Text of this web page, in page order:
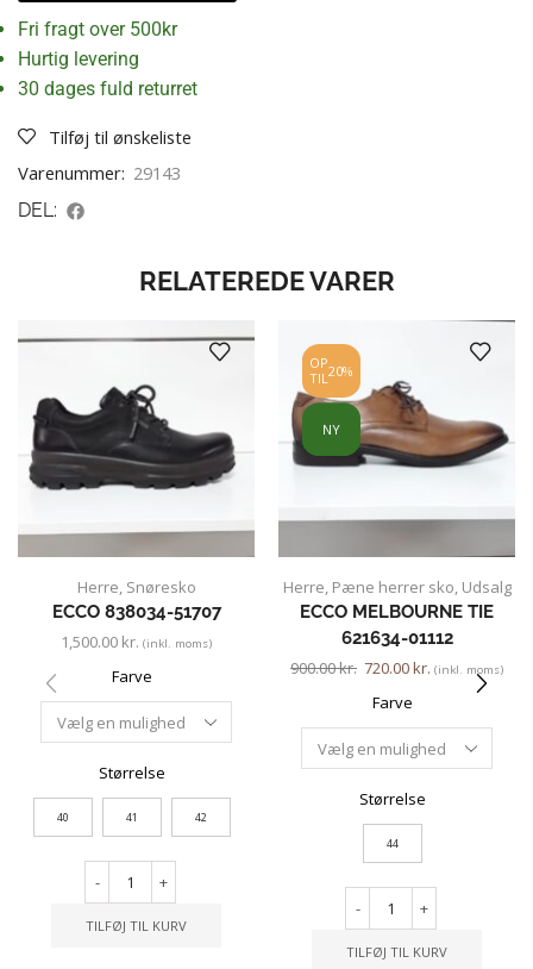
Fri fragt over 500kr
Hurtig levering
30 dages fuld returret
Tilføj til ønskeliste
Varenummer: 29143
DEL:
RELATEREDE VARER
Herre, Snøresko
ECCO 838034-51707
1,500.00 kr. (inkl. moms)
Farve
Størrelse
40 41 42
- +
TILFØJ TIL KURV
OP
TIL20%
NY
Herre, Pæne herrer sko, Udsalg
ECCO MELBOURNE TIE
621634-01112
900.00kr. 720.00kr. (inkl. moms)
Farve
Størrelse
44
- +
TILFØJ TIL KURV